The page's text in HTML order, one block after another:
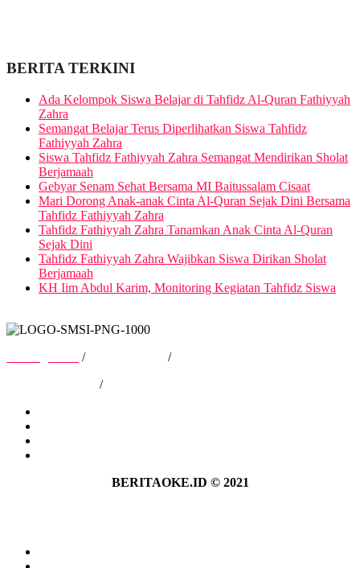
BERITA TERKINI
Ada Kelompok Siswa Belajar di Tahfidz Al-Quran Fathiyyah
Zahra
Semangat Belajar Terus Diperlihatkan Siswa Tahfidz
Fathiyyah Zahra
Siswa Tahfidz Fathiyyah Zahra Semangat Mendirikan Sholat
Berjamaah
Gebyar Senam Sehat Bersama MI Baitussalam Cisaat
Mari Dorong Anak-anak Cinta Al-Quran Sejak Dini Bersama
Tahfidz Fathiyyah Zahra
Tahfidz Fathiyyah Zahra Tanamkan Anak Cinta Al-Quran
Sejak Dini
Tahfidz Fathiyyah Zahra Wajibkan Siswa Dirikan Sholat
Berjamaah
KH Iim Abdul Karim, Monitoring Kegiatan Tahfidz Siswa
/
/
/
BERITAOKE.ID © 2021